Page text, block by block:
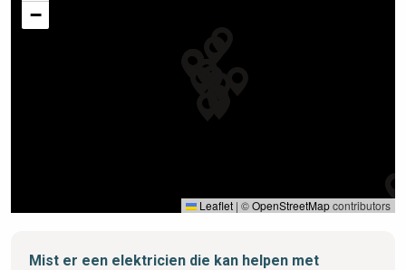
−
Leaflet | ©OpenStreetMapcontributors
Mist er een elektricien die kan helpen met